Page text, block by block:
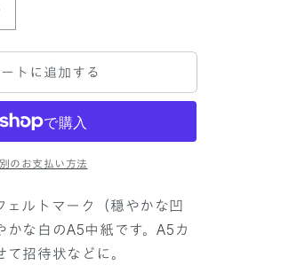
A
A
トに追加する
別のお支払い方法
ェルトマーク（穏やかな凹
かな白のA5中紙です。A5カ
招待状などに。